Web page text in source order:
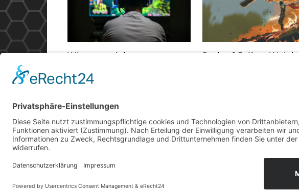
Wie man sich vom
professionellen Gaming-
Energie tanken kann
September 12, 2025
Path of Exile –